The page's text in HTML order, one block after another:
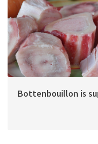
Bottenbouillon is